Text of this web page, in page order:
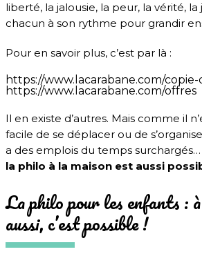
liberté, la jalousie, la peur, la vérité, la
chacun à son rythme pour grandir
Pour en savoir plus, c’est par là :
https://www.lacarabane.com/
https://www.lacarabane.com/offres
Il en existe d’autres. Mais comme il
facile de se déplacer ou de
a des emplois du temps surchargés…
la philo à la maison est aussi
La philo pour les enfants :
aussi, c’est possible !